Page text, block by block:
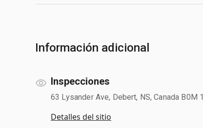
Información adicional
Inspecciones
63 Lysander Ave, Debert, NS, Canada B0M
Detalles del sitio